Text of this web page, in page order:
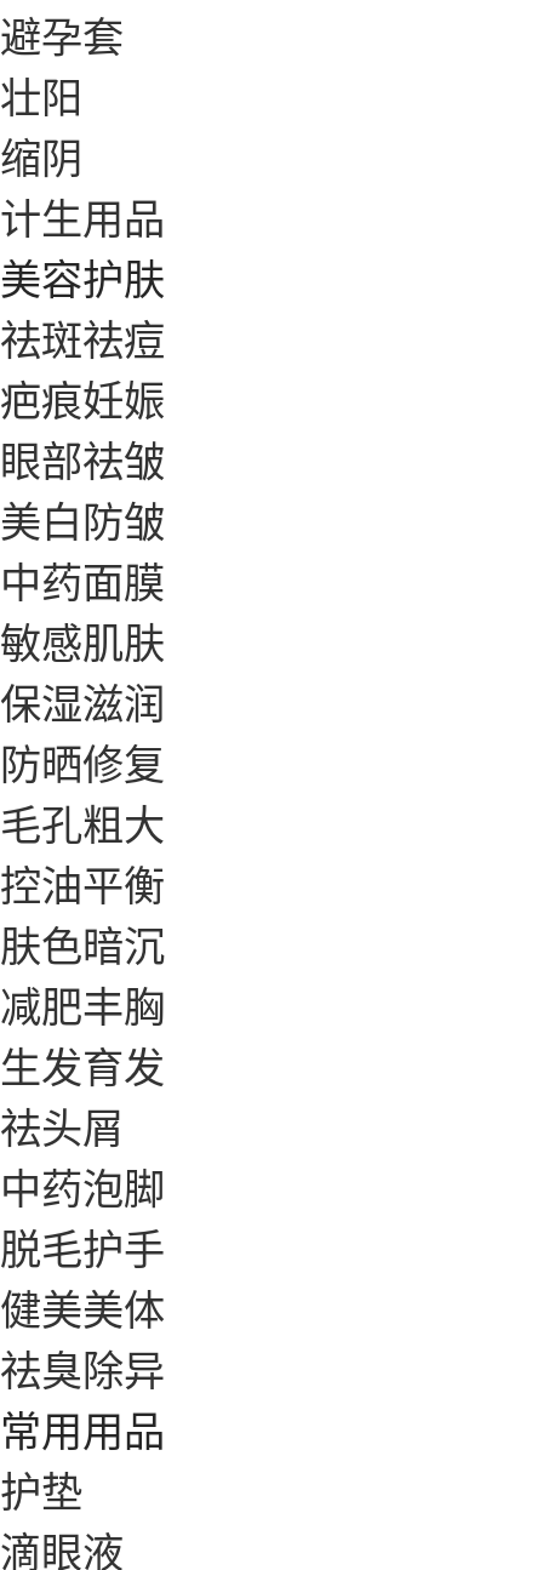
避孕套
壮阳
缩阴
计生用品
美容护肤
祛斑祛痘
疤痕妊娠
眼部祛皱
美白防皱
中药面膜
敏感肌肤
保湿滋润
防晒修复
毛孔粗大
控油平衡
肤色暗沉
减肥丰胸
生发育发
祛头屑
中药泡脚
脱毛护手
健美美体
祛臭除异
常用用品
护垫
滴眼液